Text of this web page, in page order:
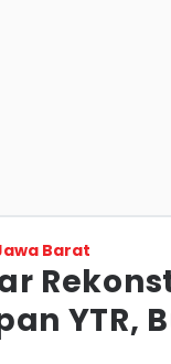
Barat
YTR,